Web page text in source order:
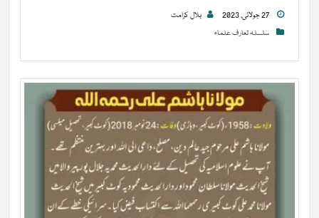
بلال کرامت
سلسلہ تعارف علماء